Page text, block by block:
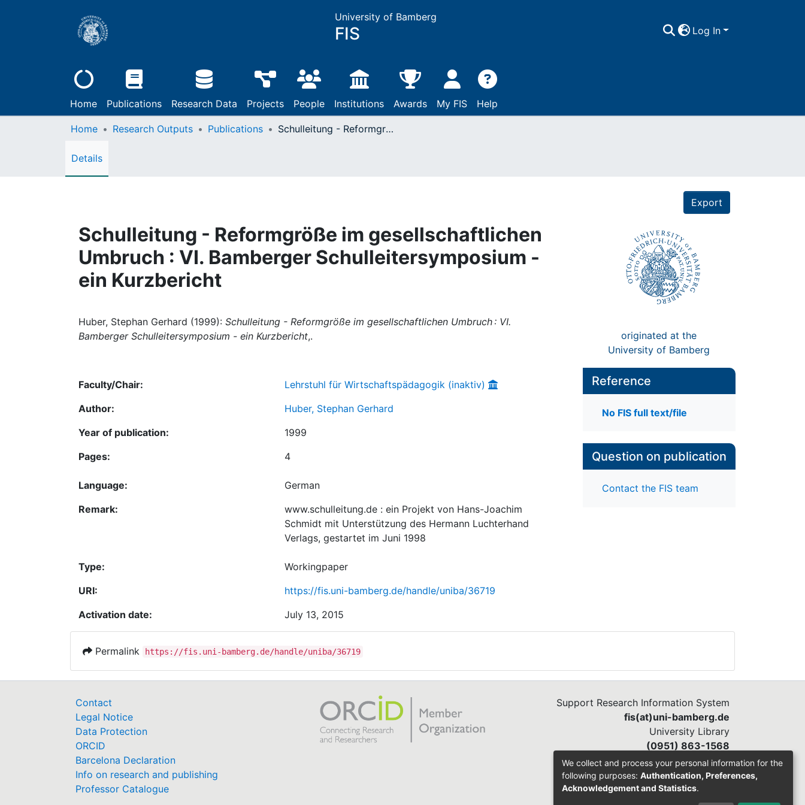
University of Bamberg
FIS Log In
Home Publications Research Data Projects People Institutions Awards My FIS Help
Home Research Outputs Publications Schulleitung - Reformgröße im gesellschaftlichen Umbruch : VI. Bamberger Schulleitersymposium - ein Kurzbericht
Details
Export
Schulleitung - Reformgröße im gesellschaftlichen
Umbruch : VI. Bamberger Schulleitersymposium -
ein Kurzbericht
Huber, Stephan Gerhard (1999): Schulleitung - Reformgröße im gesellschaftlichen Umbruch : VI.
Bamberger Schulleitersymposium - ein Kurzbericht,.
originated at the
University of Bamberg
Faculty/Chair:
Lehrstuhl für Wirtschaftspädagogik (inaktiv)
Author:
Huber, Stephan Gerhard
Year of publication:
1999
Pages:
4
Language:
German
Remark:
www.schulleitung.de : ein Projekt von Hans-Joachim
Schmidt mit Unterstützung des Hermann Luchterhand
Verlags, gestartet im Juni 1998
Type:
Workingpaper
URI:
https://fis.uni-bamberg.de/handle/uniba/36719
Activation date:
July 13, 2015
Reference
No FIS full text/file
Question on publication
Contact the FIS team
Permalink https://fis.uni-bamberg.de/handle/uniba/36719
Contact
Legal Notice
Data Protection
ORCID
Barcelona Declaration
Info on research and publishing
Professor Catalogue
Support Research Information System
fis(at)uni-bamberg.de
University Library
(0951) 863-1568
We collect and process your personal information for the
following purposes: Authentication, Preferences,
Acknowledgement and Statistics.